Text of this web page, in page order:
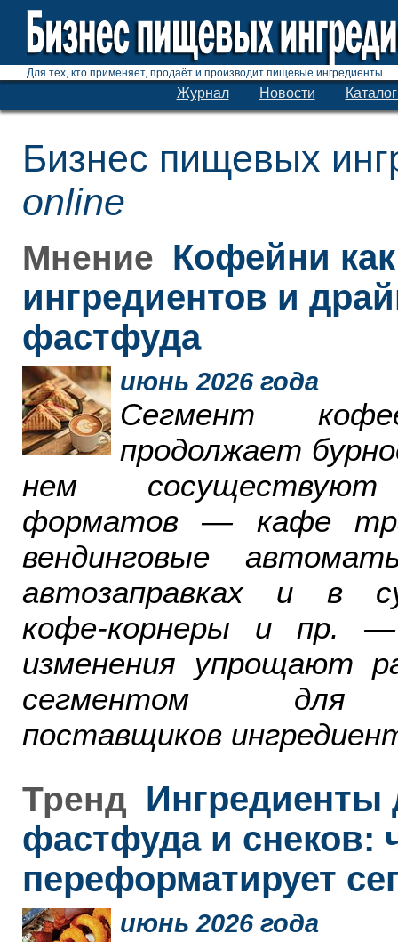
Для тех, кто применяет, продаёт и производит пищевые ингредиенты
Журнал Новости
Бизнес пищевых
online
Мнение Кофейни
ингредиентов и
фастфуда
июнь 2026 года
Сегмент
продолжает
нем
форматов — кафе
вендинговые
автозаправках и в
кофе-корнеры и пр.
изменения упрощают
сегментом для
поставщиков
Тренд Ингредиенты
фастфуда и снеков:
переформатирует
июнь 2026 года